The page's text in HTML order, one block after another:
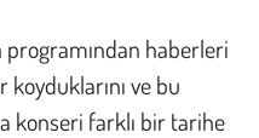
programından haberleri
koyduklarını ve bu
konseri farklı bir tarihe